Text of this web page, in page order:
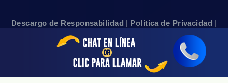
Disponible Sólo Con Cita Previa
Sherman Oaks, CA 91403
Linea De 24hrs: (818) 696-4440
Disponible Sólo Con Cita Previa
Descargo de Responsabilidad | Política de Privacidad |
Accesibilidad|Empleos| Mapa Del Sitio